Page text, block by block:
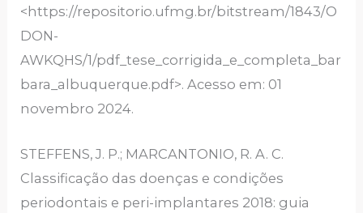
<https://repositorio.ufmg.br/bitstream/1843/O
DON-
AWKQHS/1/pdf_tese_corrigida_e_completa_bar
bara_albuquerque.pdf>. Acesso em: 01
novembro 2024.
STEFFENS, J. P.; MARCANTONIO, R. A. C.
Classificação das doenças e condições
periodontais e peri-implantares 2018: guia